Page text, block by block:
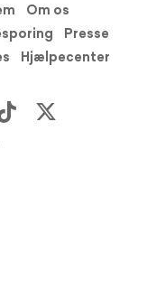
Om os
Presse
Hjælpecenter